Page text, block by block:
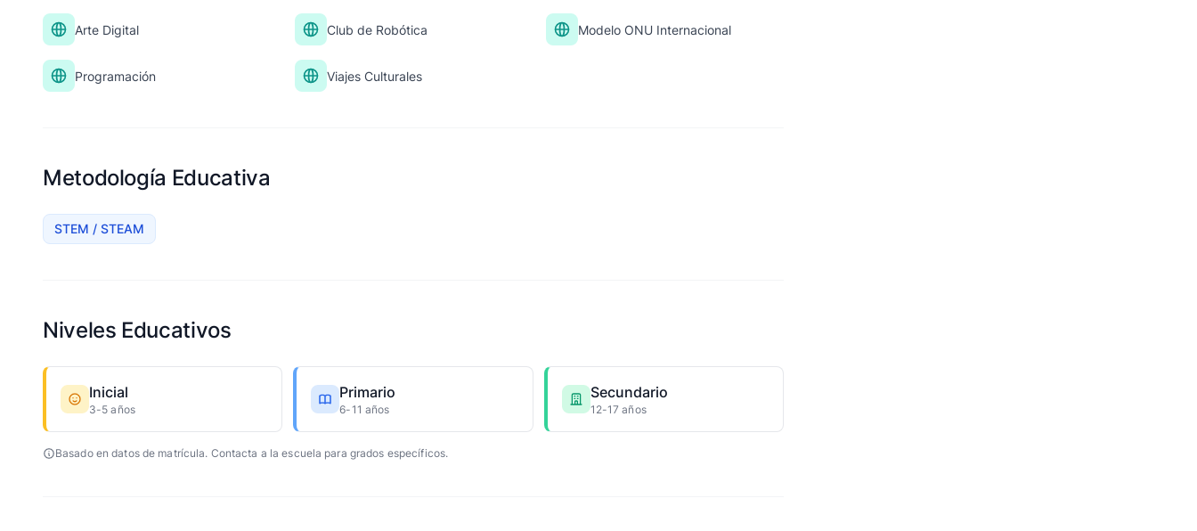
Arte Digital Club de Robótica Modelo ONU Internacional
Programación Viajes Culturales
Metodología Educativa
STEM / STEAM
Niveles Educativos
Inicial
3-5 años
Primario
6-11 años
Secundario
12-17 años
Basado en datos de matrícula. Contacta a la escuela para grados específicos.